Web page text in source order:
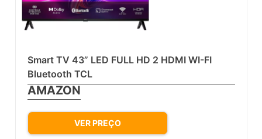
Smart TV 43” LED FULL HD 2 HDMI WI-FI
Bluetooth TCL
AMAZON
VER PREÇO